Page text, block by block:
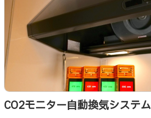
CO2モニター自動換気システム